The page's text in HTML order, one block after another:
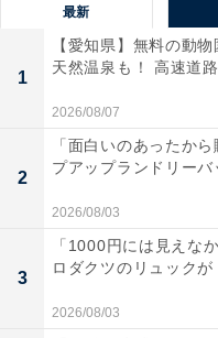
最新
1
【愛知県】無料の動
天然温泉も！ 高速道
2026/08/07
2
「面白いのあったか
プアップランドリーバ
2026/08/03
3
「1000円には見えな
ロダクツのリュックが
2026/08/03